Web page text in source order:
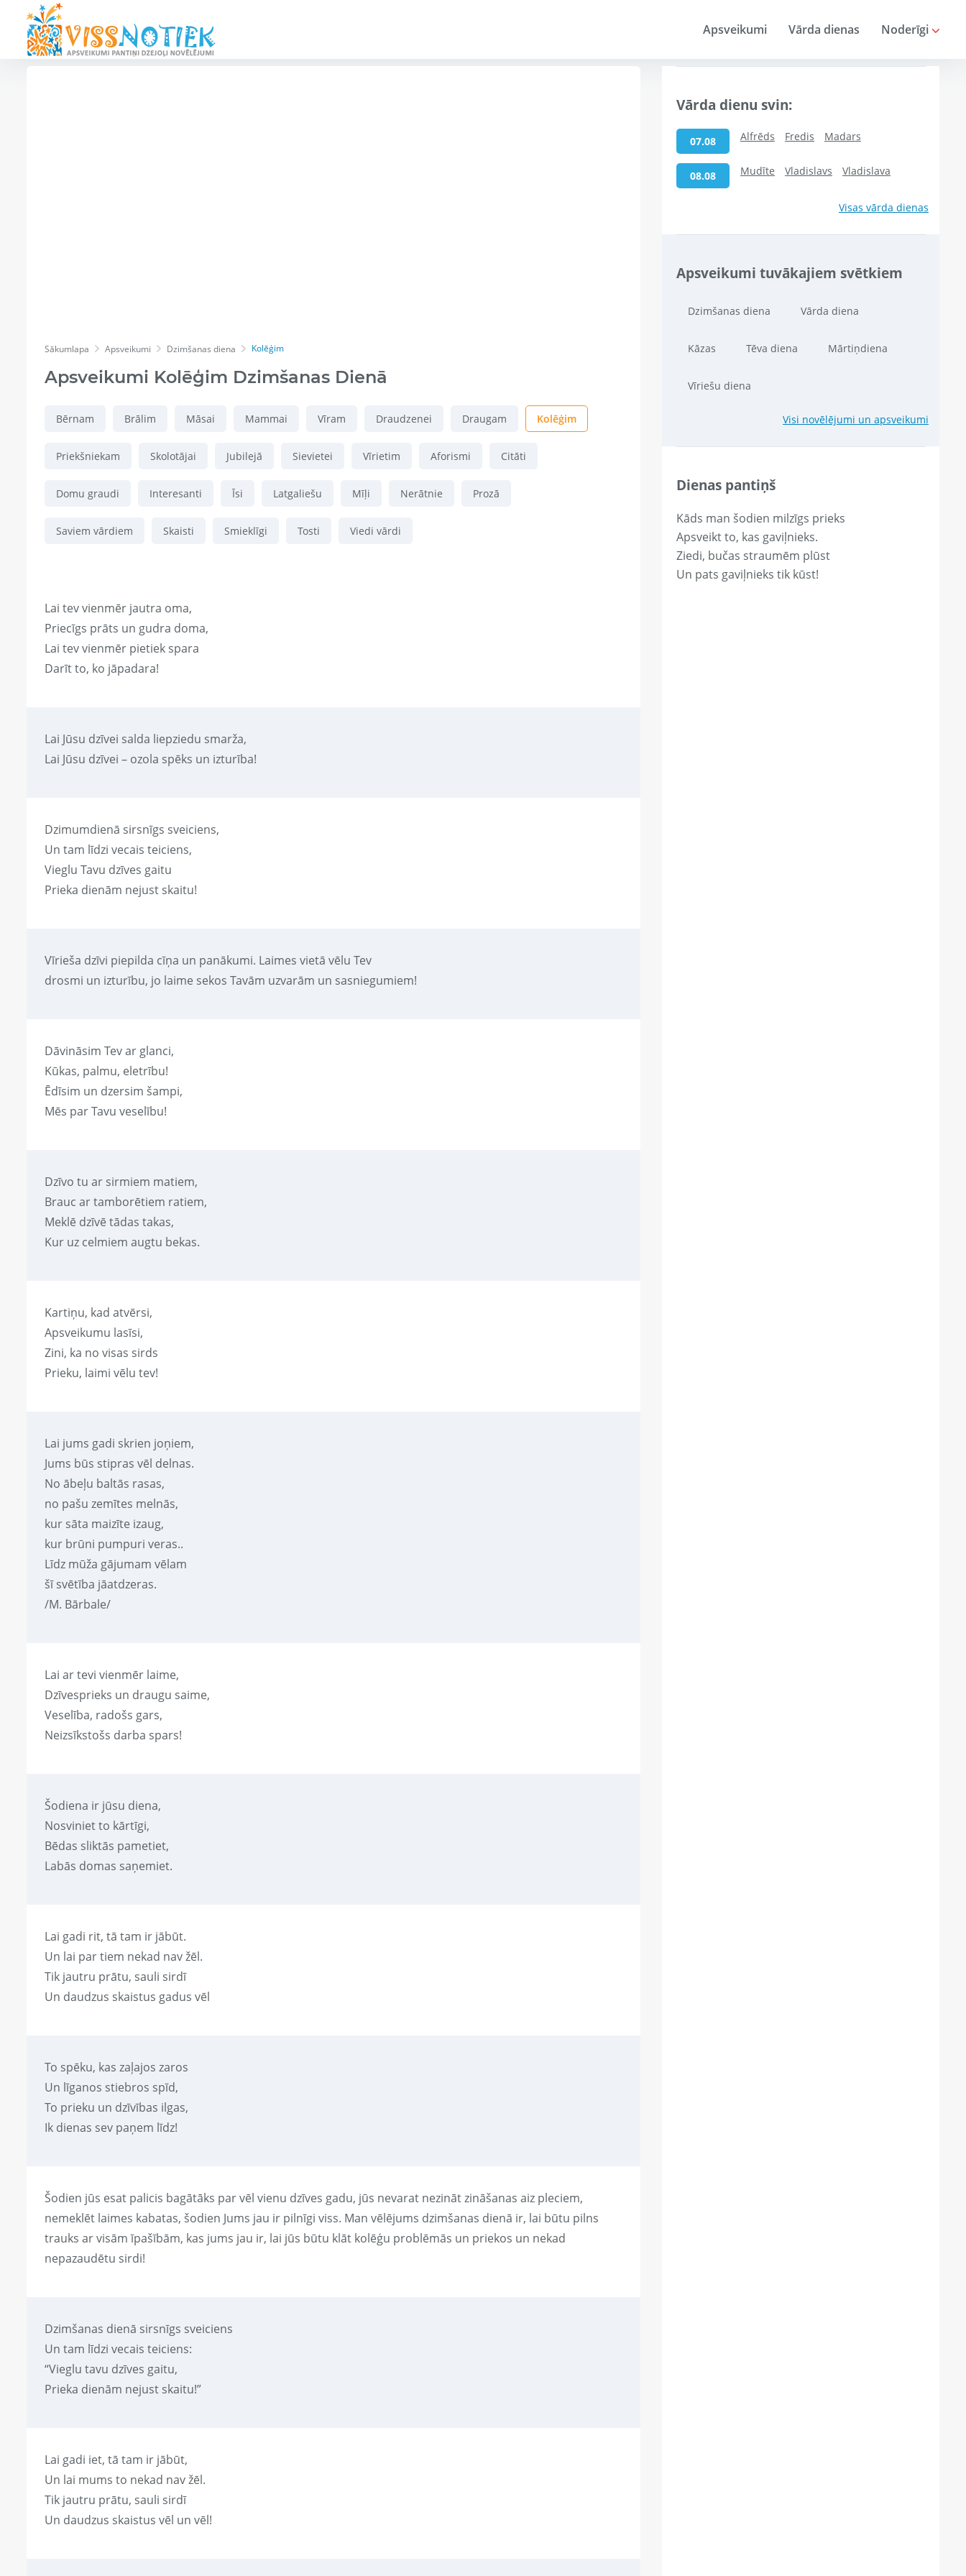
Apsveikumi Vārda dienas Noderīgi
Sākumlapa Apsveikumi Dzimšanas diena Kolēģim
Apsveikumi Kolēģim Dzimšanas Dienā
Bērnam Brālim Māsai Mammai Vīram Draudzenei Draugam Kolēģim
Priekšniekam Skolotājai Jubilejā Sievietei Vīrietim Aforismi Citāti
Domu graudi Interesanti Īsi Latgaliešu Mīļi Nerātnie Prozā
Saviem vārdiem Skaisti Smieklīgi Tosti Viedi vārdi
Lai tev vienmēr jautra oma,
Priecīgs prāts un gudra doma,
Lai tev vienmēr pietiek spara
Darīt to, ko jāpadara!
Lai Jūsu dzīvei salda liepziedu smarža,
Lai Jūsu dzīvei – ozola spēks un izturība!
Dzimumdienā sirsnīgs sveiciens,
Un tam līdzi vecais teiciens,
Vieglu Tavu dzīves gaitu
Prieka dienām nejust skaitu!
Vīrieša dzīvi piepilda cīņa un panākumi. Laimes vietā vēlu Tev
drosmi un izturību, jo laime sekos Tavām uzvarām un sasniegumiem!
Dāvināsim Tev ar glanci,
Kūkas, palmu, eletrību!
Ēdīsim un dzersim šampi,
Mēs par Tavu veselību!
Dzīvo tu ar sirmiem matiem,
Brauc ar tamborētiem ratiem,
Meklē dzīvē tādas takas,
Kur uz celmiem augtu bekas.
Kartiņu, kad atvērsi,
Apsveikumu lasīsi,
Zini, ka no visas sirds
Prieku, laimi vēlu tev!
Lai jums gadi skrien joņiem,
Jums būs stipras vēl delnas.
No ābeļu baltās rasas,
no pašu zemītes melnās,
kur sāta maizīte izaug,
kur brūni pumpuri veras..
Līdz mūža gājumam vēlam
šī svētība jāatdzeras.
/M. Bārbale/
Lai ar tevi vienmēr laime,
Dzīvesprieks un draugu saime,
Veselība, radošs gars,
Neizsīkstošs darba spars!
Šodiena ir jūsu diena,
Nosviniet to kārtīgi,
Bēdas sliktās pametiet,
Labās domas saņemiet.
Lai gadi rit, tā tam ir jābūt.
Un lai par tiem nekad nav žēl.
Tik jautru prātu, sauli sirdī
Un daudzus skaistus gadus vēl
To spēku, kas zaļajos zaros
Un līganos stiebros spīd,
To prieku un dzīvības ilgas,
Ik dienas sev paņem līdz!
Šodien jūs esat palicis bagātāks par vēl vienu dzīves gadu, jūs nevarat nezināt zināšanas aiz pleciem,
nemeklēt laimes kabatas, šodien Jums jau ir pilnīgi viss. Man vēlējums dzimšanas dienā ir, lai būtu pilns
trauks ar visām īpašībām, kas jums jau ir, lai jūs būtu klāt kolēģu problēmās un priekos un nekad
nepazaudētu sirdi!
Dzimšanas dienā sirsnīgs sveiciens
Un tam līdzi vecais teiciens:
“Vieglu tavu dzīves gaitu,
Prieka dienām nejust skaitu!”
Lai gadi iet, tā tam ir jābūt,
Un lai mums to nekad nav žēl.
Tik jautru prātu, sauli sirdī
Un daudzus skaistus vēl un vēl!
Vārda dienu svin:
07.08 Alfrēds Fredis Madars
08.08 Mudīte Vladislavs Vladislava
Visas vārda dienas
Apsveikumi tuvākajiem svētkiem
Dzimšanas diena Vārda diena
Kāzas Tēva diena Mārtiņdiena
Vīriešu diena
Visi novēlējumi un apsveikumi
Dienas pantiņš
Kāds man šodien milzīgs prieks
Apsveikt to, kas gaviļnieks.
Ziedi, bučas straumēm plūst
Un pats gaviļnieks tik kūst!